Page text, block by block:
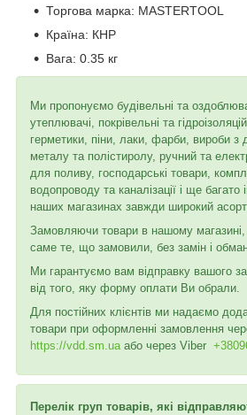
Торгова марка: MASTERTOOL
Країна: КНР
Вага: 0.35 кг
Ми пропонуємо будівельні та
утеплювачі, покрівельні та
герметики, піни, лаки, фарби, вироби з
металу та полістиролу, ручний та
для поливу, господарські товари,
водопроводу та каналізації і ще багато
наших магазинах завжди широкий
Замовляючи товари в нашому
саме те, що замовили, без замін і
Ми гарантуємо вам відправку вашого
від того, яку форму оплати Ви обрали.
Для постійних клієнтів ми надаємо
товари при оформленні замовлення
https://vdd.sm.ua або через Viber
Перелік груп товарів, які